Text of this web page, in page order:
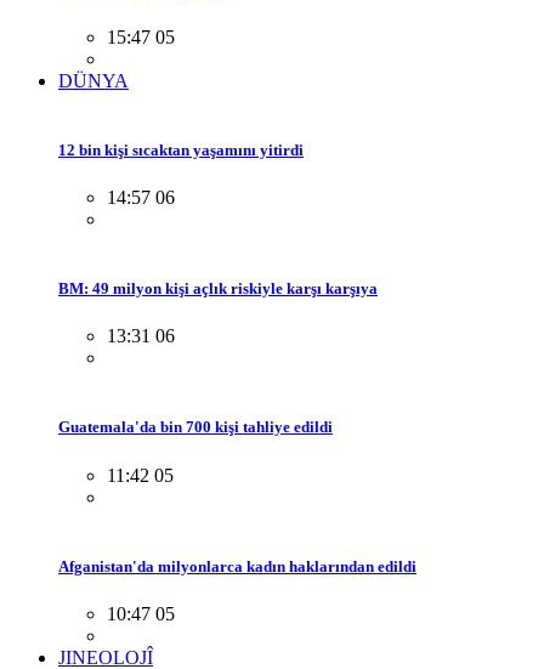
15:47 05
DÜNYA
12 bin kişi sıcaktan yaşamını yitirdi
14:57 06
BM: 49 milyon kişi açlık riskiyle karşı karşıya
13:31 06
Guatemala'da bin 700 kişi tahliye edildi
11:42 05
Afganistan'da milyonlarca kadın haklarından edildi
10:47 05
JINEOLOJÎ